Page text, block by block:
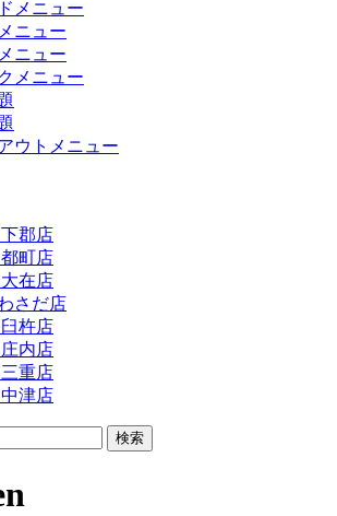
メニュー
ニュー
ニュー
メニュー
ウトメニュー
郡店
町店
在店
さだ店
杵店
内店
重店
津店